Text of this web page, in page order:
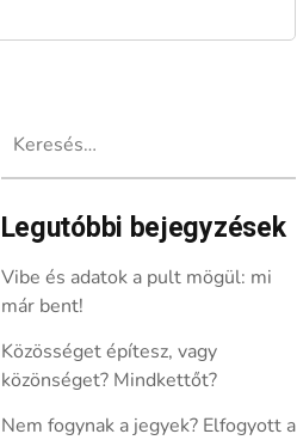
Legutóbbi bejegyzések
Vibe és adatok a pult mögül: mi
már bent!
Közösséget építesz, vagy
közönséget? Mindkettőt?
Nem fogynak a jegyek? Elfogyott a